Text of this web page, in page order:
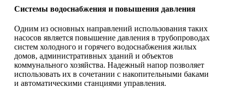
Системы водоснабжения и повышения давления
Одним из основных направлений использования таких
насосов является повышение давления в трубопроводах
систем холодного и горячего водоснабжения жилых
домов, административных зданий и объектов
коммунального хозяйства. Надежный напор позволяет
использовать их в сочетании с накопительными баками
и автоматическими станциями управления.